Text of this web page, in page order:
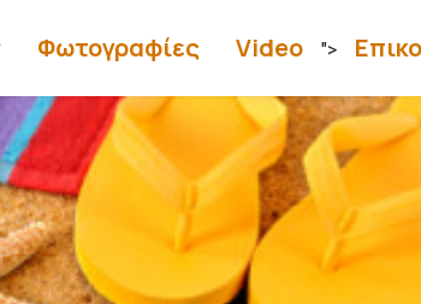
Φωτογραφίες Video ">